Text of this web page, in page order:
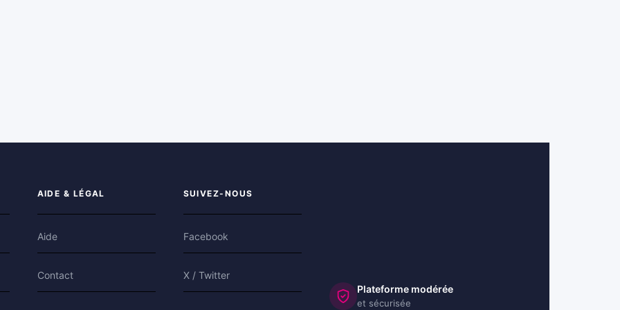
AIDE & LÉGAL
Aide
Contact
SUIVEZ-NOUS
Facebook
X / Twitter
Plateforme modérée
et sécurisée